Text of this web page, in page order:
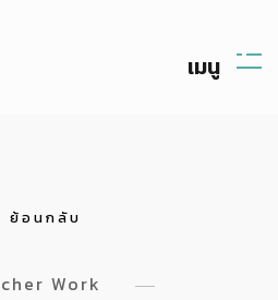
เมน
ย้อนกลับ
Work